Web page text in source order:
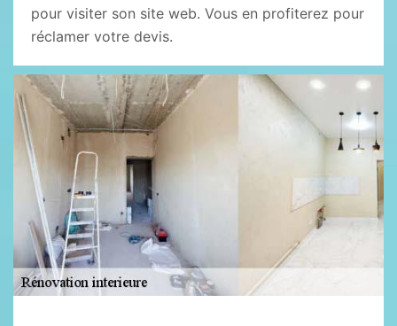
pour visiter son site web. Vous en profiterez pour
réclamer votre devis.